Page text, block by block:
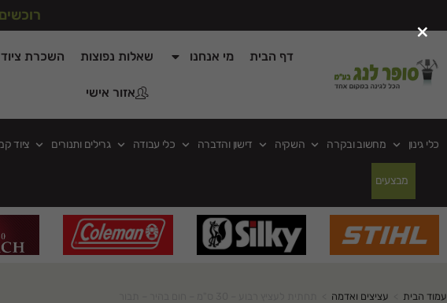
דף הבית מי אנחנו שאלות נפוצות השכרת ציוד
אזור אישי
כלי גינון מחשוב ובקרה השקיה דישון והדברה כלי עבודה גרילים ותנורים ציוד
מבצעים
עמוד הבית עציצים ואדמה
×